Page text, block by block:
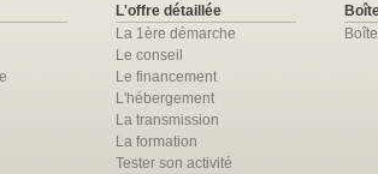
L'offre détaillée
La 1ère démarche
Le conseil
Le financement
L'hébergement
La transmission
La formation
Tester son activité